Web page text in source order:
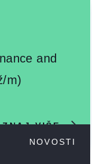
and
m)
VIŠE
NOVOSTI